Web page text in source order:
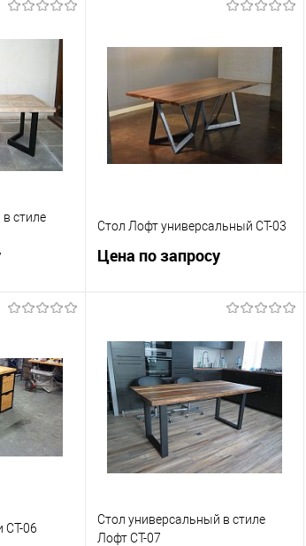
стиле
К сравнению
Под заказ
Стол Лофт универсальный СТ-03
Цена по запросу
Купить в 1 клик
К сравнению
В избранное
Под заказ
СТ-06
Стол универсальный в стиле
Лофт СТ-07